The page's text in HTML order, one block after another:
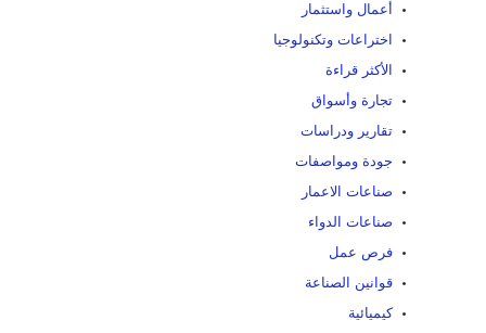
أعمال واستثمار
اختراعات وتكنولوجيا
الأكثر قراءة
تجارة وأسواق
تقارير ودراسات
جودة ومواصفات
صناعات الاعمار
صناعات الدواء
فرص عمل
قوانين الصناعة
كيميائية